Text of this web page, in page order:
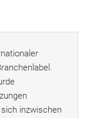
inzwischen